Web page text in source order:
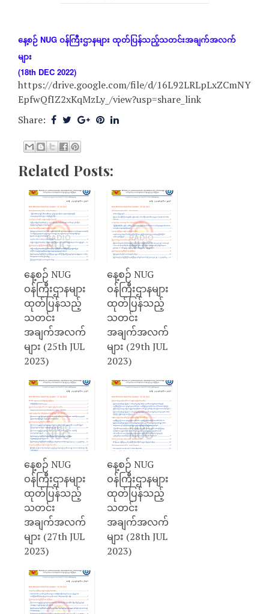
နေ့စဉ် NUG ဝန်ကြီးဌာနများ ထုတ်ပြန်သည့်သတင်းအချက်အလက်
များ
(18th DEC 2022)
https://drive.google.com/file/d/16L92LRLpLxZCmNY
EpfwQfIZ2xKqMzLy_/view?usp=share_link
Share:
Related Posts:
နေ့စဉ် NUG
ဝန်ကြီးဌာနများ
ထုတ်ပြန်သည့်
သတင်း
အချက်အလက်
များ (25th JUL
2023)
နေ့စဉ် NUG
ဝန်ကြီးဌာနများ
ထုတ်ပြန်သည့်
သတင်း
အချက်အလက်
များ (29th JUL
2023)
နေ့စဉ် NUG
ဝန်ကြီးဌာနများ
ထုတ်ပြန်သည့်
သတင်း
အချက်အလက်
များ (27th JUL
2023)
နေ့စဉ် NUG
ဝန်ကြီးဌာနများ
ထုတ်ပြန်သည့်
သတင်း
အချက်အလက်
များ (28th JUL
2023)